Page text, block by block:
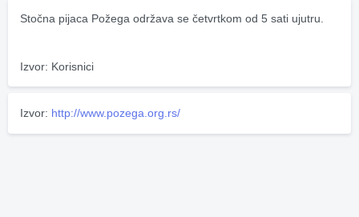
Stočna pijaca Požega održava se četvrtkom od 5 sati ujutru.
Izvor: Korisnici
Izvor: http://www.pozega.org.rs/